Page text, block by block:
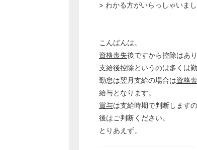
> わかる方がいらっしゃいま
こんばんは。
資格喪失後ですから控除はあり
支給後控除というのは多くは
勤怠は翌月支給の場合は資格
給与となります。
賞与は支給時期で判断します
後はご判断ください。
とりあえず。